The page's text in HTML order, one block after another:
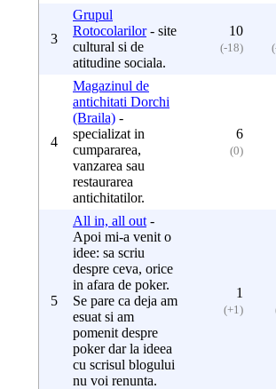
3
Grupul
Rotocolarilor- site
cultural si de
atitudine sociala.
10
(-18)
4
Magazinul de
antichitati Dorchi
(Braila) -
specializat in
cumpararea,
vanzarea sau
restaurarea
antichitatilor.
6
(0)
5
All in, all out -
Apoi mi-a venit o
idee: sa scriu
despre ceva, orice
in afara de poker.
Se pare ca deja am
esuat si am
pomenit despre
poker dar la ideea
cu scrisul blogului
nu voi renunta.
1
(+1)